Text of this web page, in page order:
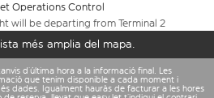
Operations Control
will be departing from Terminal 2
més amplia del mapa.
d’última hora a la informació final. Les
que tenim disponible a cada moment i
dades. Igualment hauràs de facturar a les hores